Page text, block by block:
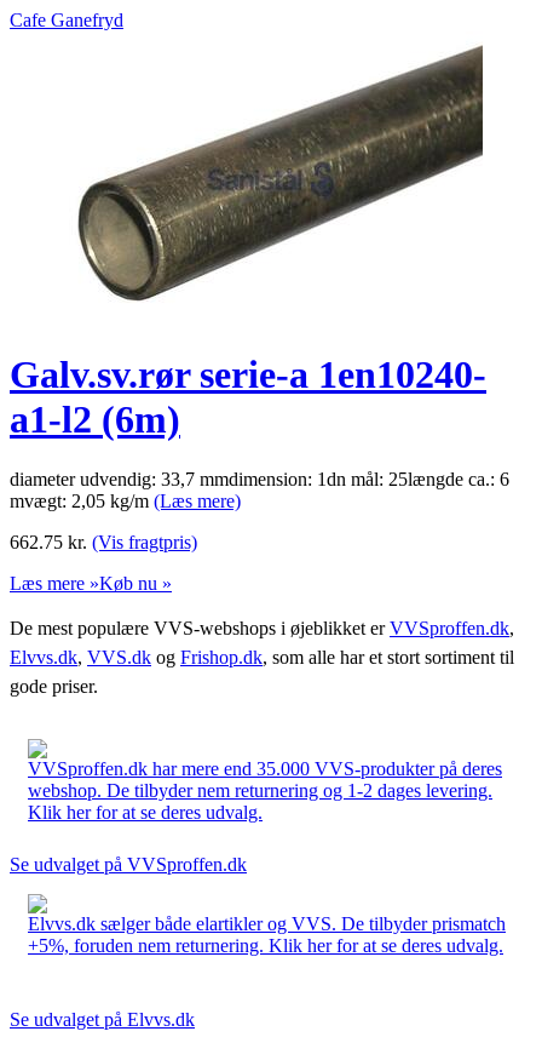
Cafe Ganefryd
Galv.sv.rør serie-a 1en10240-
a1-l2 (6m)
diameter udvendig: 33,7 mmdimension: 1dn mål: 25længde ca.: 6
mvægt: 2,05 kg/m (Læs mere)
662.75 kr. (Vis fragtpris)
Læs mere »Køb nu »
De mest populære VVS-webshops i øjeblikket erVVSproffen.dk,
Elvvs.dk, VVS.dk og Frishop.dk, som alle har et stort sortiment til
gode priser.
VVSproffen.dk har mere end 35.000 VVS-produkter på deres
webshop. De tilbyder nem returnering og 1-2 dages levering.
Klik her for at se deres udvalg.
Se udvalget på VVSproffen.dk
Elvvs.dk sælger både elartikler og VVS. De tilbyder prismatch
+5%, foruden nem returnering. Klik her for at se deres udvalg.
Se udvalget på Elvvs.dk